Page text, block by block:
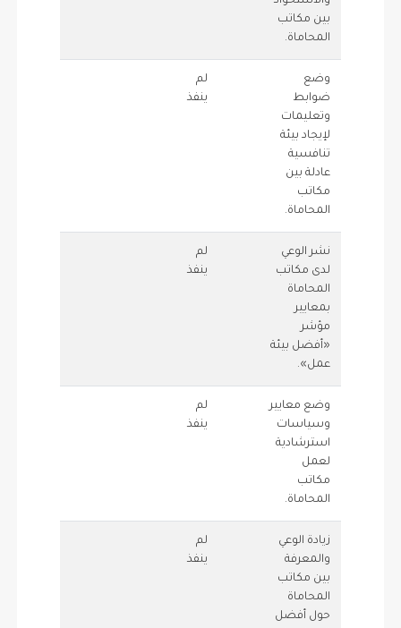
بين مكاتب
المحاماة.
وضع
ضوابط
وتعليمات
لإيجاد بيئة
تنافسية
عادلة بين
مكاتب
المحاماة.
ينفذ
نشر الوعي
لدى مكاتب
المحاماة
بمعايير
مؤشر
«أفضل بيئة
عمل».
ينفذ
وضع معايير
وسياسات
استرشادية
لعمل
مكاتب
المحاماة.
ينفذ
زيادة الوعي
والمعرفة
بين مكاتب
المحاماة
حول أفضل
ينفذ